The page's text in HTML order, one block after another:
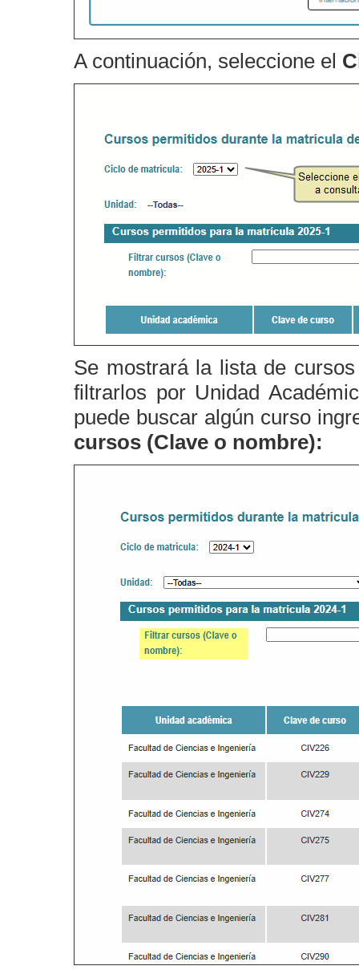
A continuación, seleccione el
Se mostrará la lista de
filtrarlos por Unidad
puede buscar algún curso
cursos (Clave o nombre):